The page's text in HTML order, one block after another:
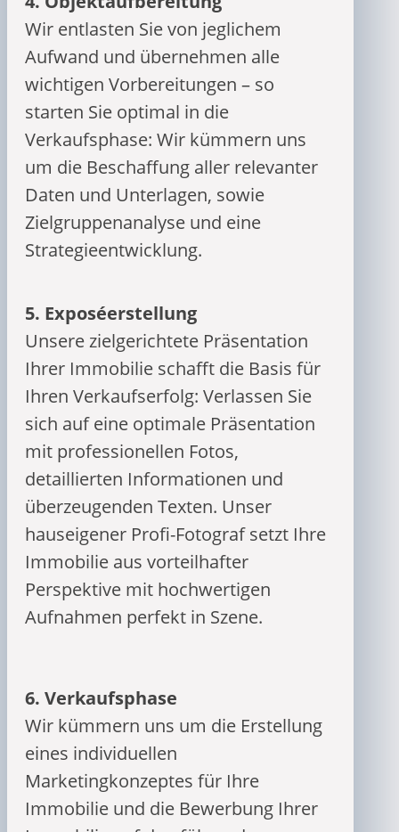
Wir entlasten Sie von jeglichem
Aufwand und übernehmen alle
wichtigen Vorbereitungen – so
starten Sie optimal in die
Verkaufsphase: Wir kümmern uns
um die Beschaffung aller relevanter
Daten und Unterlagen, sowie
Zielgruppenanalyse und eine
Strategieentwicklung.
5. Exposéerstellung
Unsere zielgerichtete Präsentation
Ihrer Immobilie schafft die Basis für
Ihren Verkaufserfolg: Verlassen Sie
sich auf eine optimale Präsentation
mit professionellen Fotos,
detaillierten Informationen und
überzeugenden Texten. Unser
hauseigener Profi-Fotograf setzt Ihre
Immobilie aus vorteilhafter
Perspektive mit hochwertigen
Aufnahmen perfekt in Szene.
6. Verkaufsphase
Wir kümmern uns um die Erstellung
eines individuellen
Marketingkonzeptes für Ihre
Immobilie und die Bewerbung Ihrer